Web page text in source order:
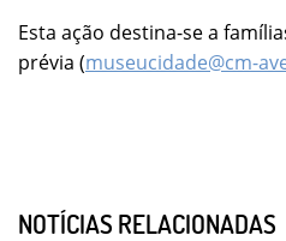
Esta ação destina-se a
prévia (museucidade@cm-
NOTÍCIAS RELACIONADAS